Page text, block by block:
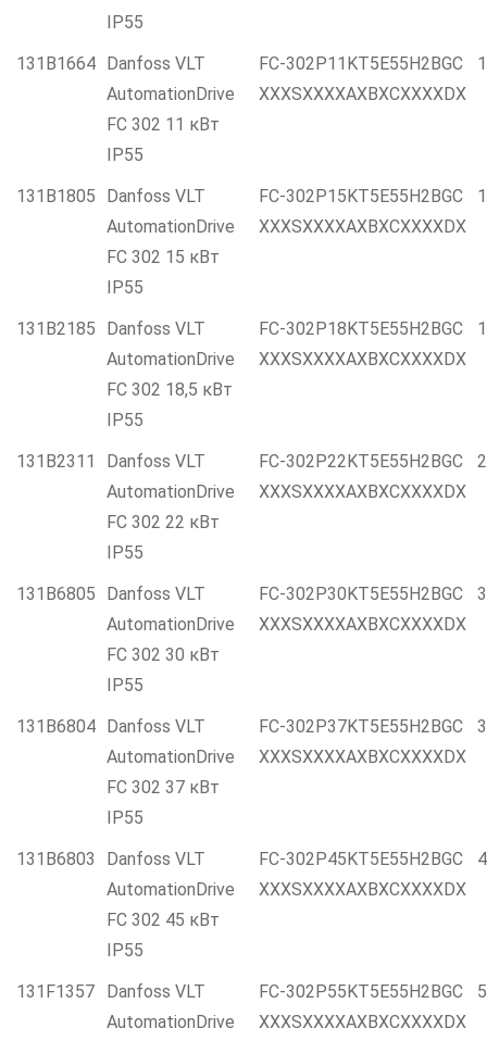
IP55
131B1664
Danfoss VLT
AutomationDrive
FC 302 11 кВт
IP55
FC-302P11KT5E55H2BGC
XXXSXXXXAXBXCXXXXDX
131B1805
Danfoss VLT
AutomationDrive
FC 302 15 кВт
IP55
FC-302P15KT5E55H2BGC
XXXSXXXXAXBXCXXXXDX
131B2185
Danfoss VLT
AutomationDrive
FC 302 18,5 кВт
IP55
FC-302P18KT5E55H2BGC
XXXSXXXXAXBXCXXXXDX
131B2311
Danfoss VLT
AutomationDrive
FC 302 22 кВт
IP55
FC-302P22KT5E55H2BGC
XXXSXXXXAXBXCXXXXDX
131B6805
Danfoss VLT
AutomationDrive
FC 302 30 кВт
IP55
FC-302P30KT5E55H2BGC
XXXSXXXXAXBXCXXXXDX
131B6804
Danfoss VLT
AutomationDrive
FC 302 37 кВт
IP55
FC-302P37KT5E55H2BGC
XXXSXXXXAXBXCXXXXDX
131B6803
Danfoss VLT
AutomationDrive
FC 302 45 кВт
IP55
FC-302P45KT5E55H2BGC
XXXSXXXXAXBXCXXXXDX
131F1357
Danfoss VLT
AutomationDrive
FC-302P55KT5E55H2BGC
XXXSXXXXAXBXCXXXXDX